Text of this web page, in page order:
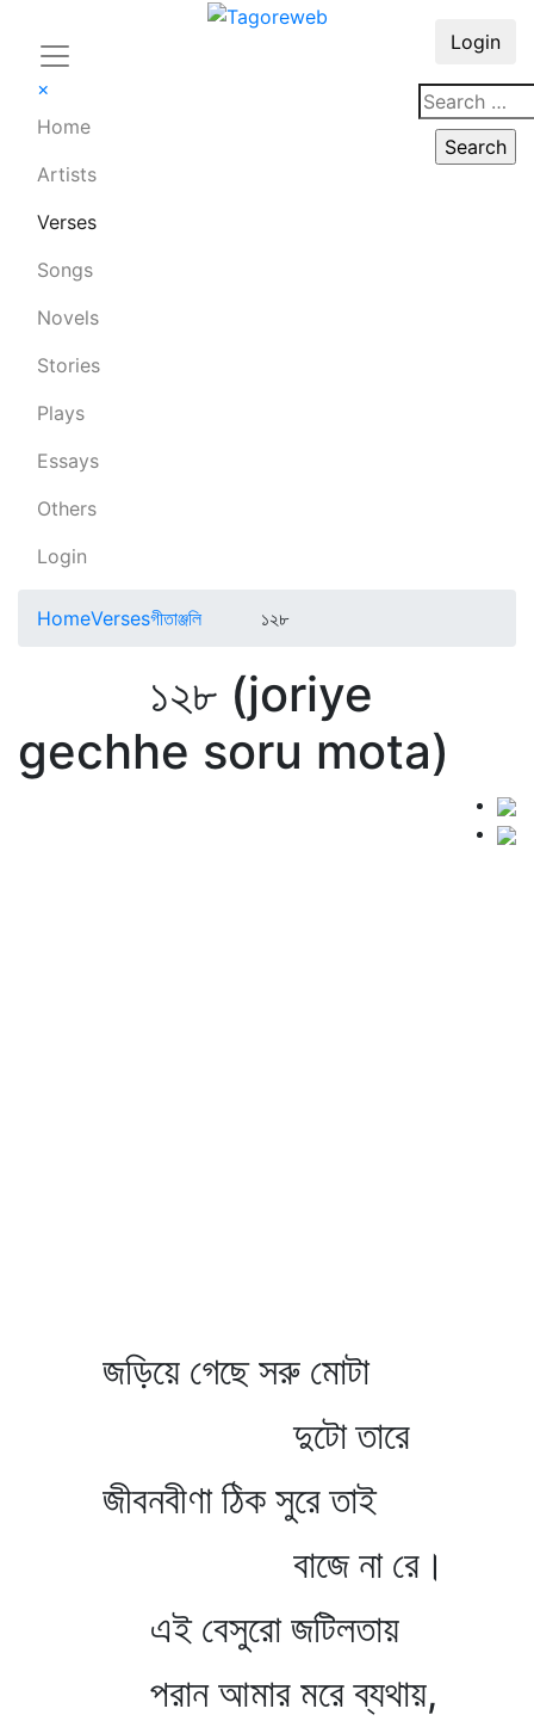
×
Home
Artists
Verses
Songs
Novels
Stories
Plays
Essays
Others
Login
Login
HomeVersesগীতাঞ্জলি১২৮
১২৮ (joriye
gechhe soru mota)
জড়িয়ে গেছে সরু মোটা
দুটো তারে
জীবনবীণা ঠিক সুরে তাই
বাজে না রে।
এই বেসুরো জটিলতায়
পরান আমার মরে ব্যথায়,